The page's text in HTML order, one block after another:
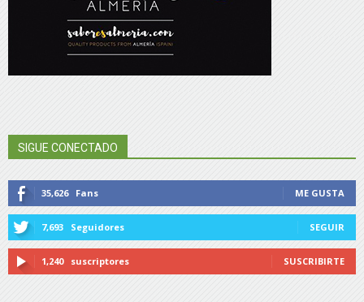
SIGUE CONECTADO
35,626 Fans ME GUSTA
7,693 Seguidores SEGUIR
1,240 suscriptores SUSCRIBIRTE